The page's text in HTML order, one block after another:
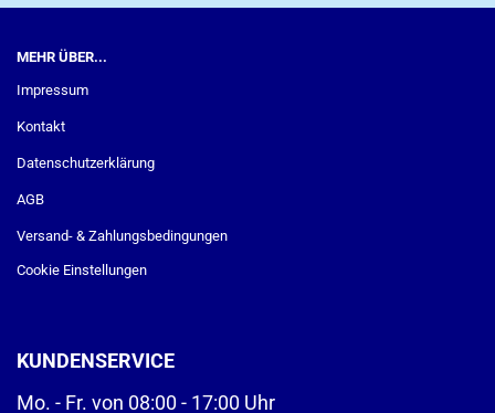
MEHR ÜBER...
Impressum
Kontakt
Datenschutzerklärung
AGB
Versand- & Zahlungsbedingungen
Cookie Einstellungen
KUNDENSERVICE
Mo. - Fr. von 08:00 - 17:00 Uhr